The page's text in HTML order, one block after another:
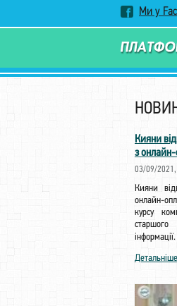
Ми у
Кияни
з
03/09/2021,
Кияни
онлайн-
курсу
інформації.